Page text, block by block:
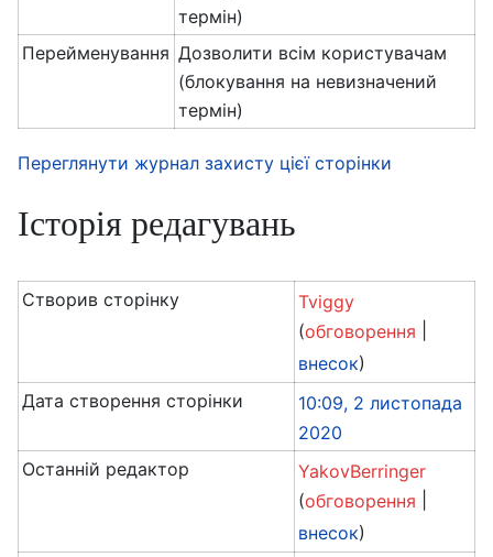
термін)
Перейменування Дозволити всім користувачам
(блокування на невизначений
термін)
Переглянути журнал захисту цієї сторінки
Історія редагувань
Створив сторінку
Tviggy
(обговорення
внесок)
Дата створення сторінки
10:09, 2 листопада
2020
Останній редактор
YakovBerringer
(обговорення
внесок)